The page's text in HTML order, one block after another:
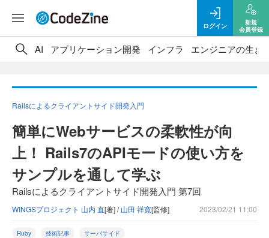
ログイン
新規
会員登録
AI アプリケーション開発 インフラ エンジニアの生き
Railsによるクライアントサイド開発入門
簡単にWebサービスの柔軟性が向
上！ Rails7のAPIモードの使い方を
サンプルを通して学ぶ
Railsによるクライアントサイド開発入門 第7回
WINGSプロジェクト 山内 直[著] /山田 祥寛[監修] 2023/02/21 11:00
Ruby 技術記事 サーバサイド